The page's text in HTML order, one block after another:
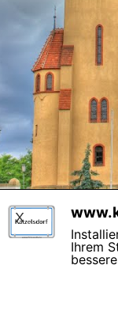
Ihrem
X
Diese Seite benutzt